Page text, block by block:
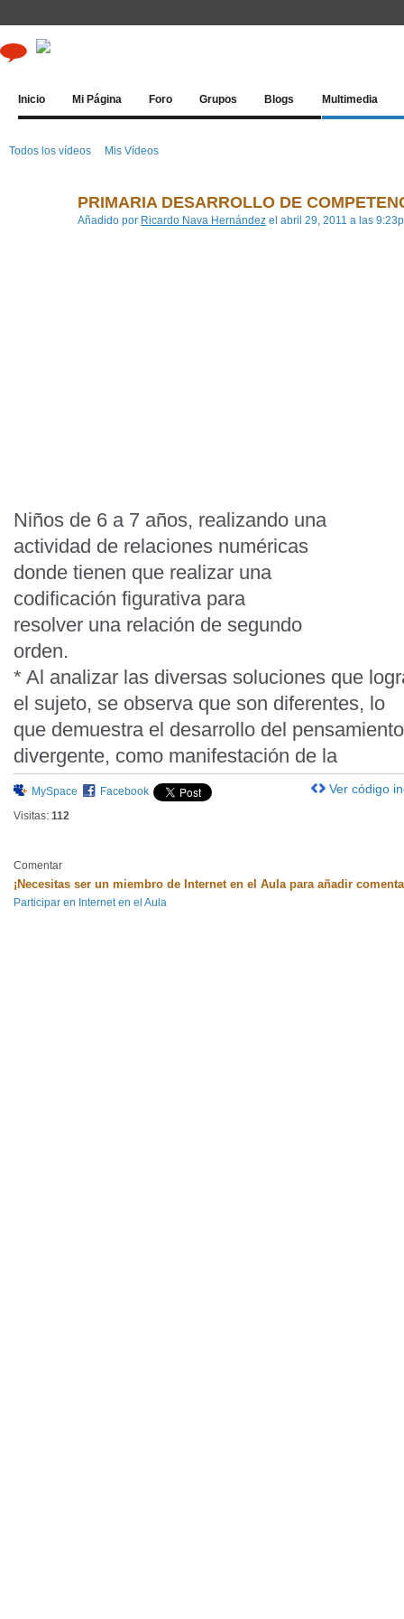
Inicio Mi Página Foro Grupos Blogs Multimedia
Todos los vídeos Mis Vídeos
PRIMARIA DESARROLLO DE
Añadido por Ricardo Nava Hernández el abril 29, 2011 a las
Niños de 6 a 7 años, realizando una
actividad de relaciones numéricas
donde tienen que realizar una
codificación figurativa para
resolver una relación de segundo
orden.
* Al analizar las diversas soluciones que
el sujeto, se observa que son diferentes, lo
que demuestra el desarrollo del pensamiento
divergente, como manifestación de la
MySpace
Facebook
Visitas: 112
Ver código
Comentar
¡Necesitas ser un miembro de Internet en el Aula para añadir
Participar en Internet en el Aula